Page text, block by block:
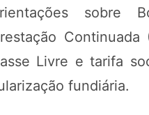
sobre
Livre e tarifa
fundiária.